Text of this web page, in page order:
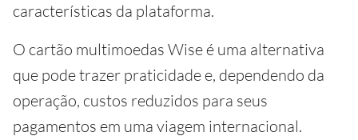
características da plataforma.
O cartão multimoedas Wise é uma alternativa
que pode trazer praticidade e, dependendo da
operação, custos reduzidos para seus
pagamentos em uma viagem internacional.